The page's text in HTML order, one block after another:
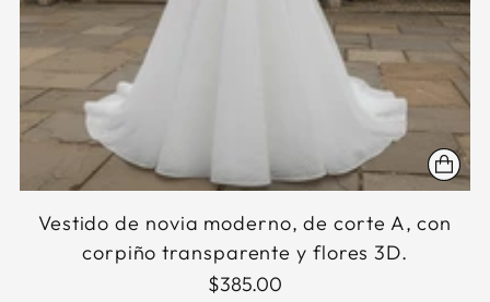
Vestido de novia moderno, de corte A, con
corpiño transparente y flores 3D.
$385.00